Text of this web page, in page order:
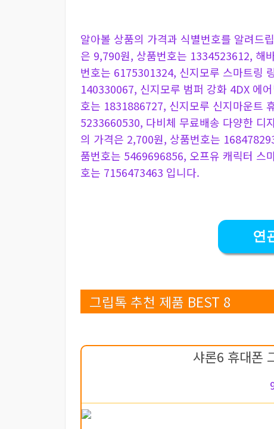
알아볼 상품의 가격과 식별번호를 알려드
은 9,790원, 상품번호는 1334523612, 해
번호는 6175301324, 신지모루 스마트링
140330067, 신지모루 범퍼 강화 4DX 에
호는 1831886727, 신지모루 신지마운트
5233660530, 다비체 무료배송 다양한 디
의 가격은 2,700원, 상품번호는
품번호는 5469696856, 오프유 캐릭터 스
호는 7156473463 입니다.
연
그립톡 추천 제품 BEST 8
샤론6 휴대폰